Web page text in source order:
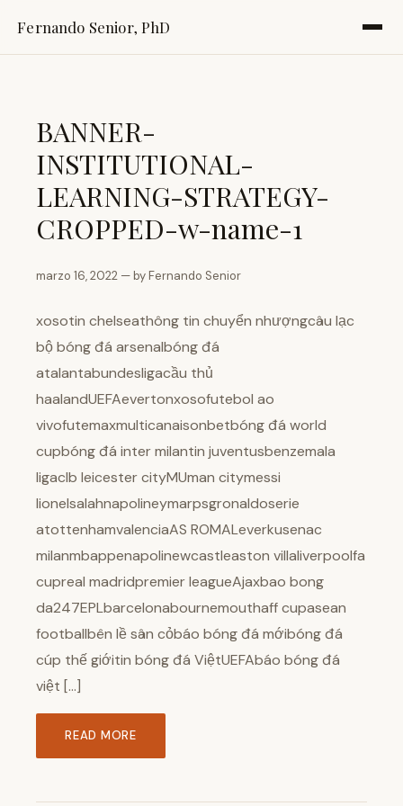
Fernando Senior, PhD
BANNER-
INSTITUTIONAL-
LEARNING-STRATEGY-
CROPPED-w-name-1
marzo 16, 2022 — by Fernando Senior
xosotin chelseathông tin chuyển nhượngcâu lạc
bộ bóng đá arsenalbóng đá
atalantabundesligacầu thủ
haalandUEFAevertonxosofutebol ao
vivofutemaxmulticanaisonbetbóng đá world
cupbóng đá inter milantin juventusbenzemala
ligaclb leicester cityMUman citymessi
lionelsalahnapolineymarpsgronaldoserie
atottenhamvalenciaAS ROMALeverkusenac
milanmbappenapolinewcastleaston villaliverpoolfa
cupreal madridpremier leagueAjaxbao bong
da247EPLbarcelonabournemouthaff cupasean
footballbên lề sân cỏbáo bóng đá mớibóng đá
cúp thế giớitin bóng đá ViệtUEFAbáo bóng đá
việt […]
READ MORE